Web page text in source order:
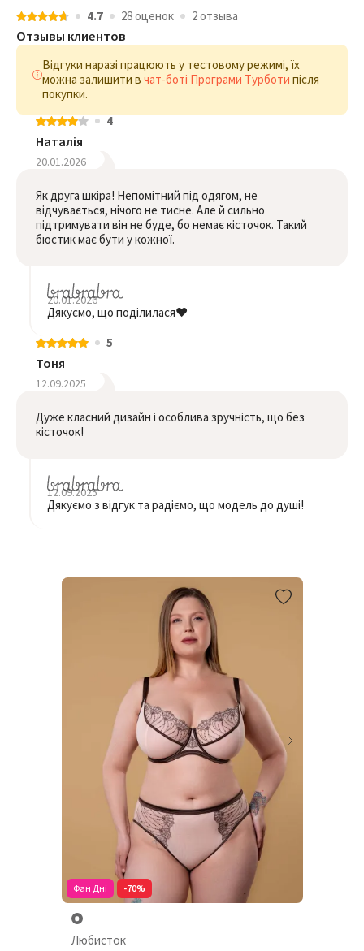
4.7 28 оценок 2 отзыва
Отзывы клиентов
Відгуки наразі працюють у тестовому режимі, їх
можна залишити в чат-боті Програми Турботи після
покупки.
4
Наталія
20.01.2026
Як друга шкіра! Непомітний під одягом, не
відчувається, нічого не тисне. Але й сильно
підтримувати він не буде, бо немає кісточок. Такий
бюстик має бути у кожної.
20.01.2026
Дякуємо, що поділилася❤️
5
Тоня
12.09.2025
Дуже класний дизайн і особлива зручність, що без
кісточок!
12.09.2025
Дякуємо з відгук та радіємо, що модель до душі!
Фан Дні -70%
Любисток